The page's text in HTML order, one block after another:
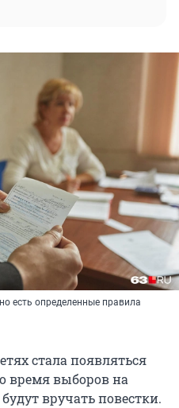
есть определенные правила
стала появляться
время выборов на
вручать повестки.